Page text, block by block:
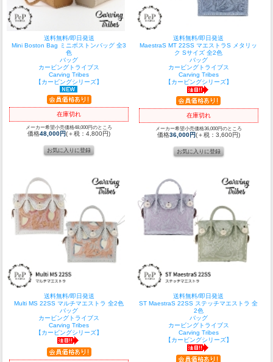
送料無料/即日発送
Mini Boston Bag ミニボストンバッグ 全3
色
バッグ
カービングトライブス
Carving Tribes
【カービングシリーズ】
在庫切れ
メーカー希望小売価格48,000円のところ
価格48,000円(＋税：4,800円)
送料無料/即日発送
MaestraS MT 22SS マエストラS メタリッ
ク Sサイズ 全2色
バッグ
カービングトライブス
Carving Tribes
【カービングシリーズ】
在庫切れ
メーカー希望小売価格36,000円のところ
価格36,000円(＋税：3,600円)
送料無料/即日発送
Multi MS 22SS マルチマエストラ 全2色
バッグ
カービングトライブス
Carving Tribes
【カービングシリーズ】
送料無料/即日発送
ST MaestraS 22SS ステッチマエストラ 全
2色
バッグ
カービングトライブス
Carving Tribes
【カービングシリーズ】